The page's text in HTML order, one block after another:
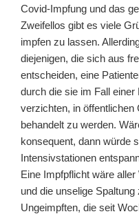
Covid-Impfung und das
Zweifellos gibt es viele
impfen zu lassen.
diejenigen, die sich aus
entscheiden, eine
durch die sie im Fall
verzichten, in öffentlichen
behandelt zu werden.
konsequent, dann würde
Intensivstationen
Eine Impfpflicht wäre
und die unselige
Ungeimpften, die seit